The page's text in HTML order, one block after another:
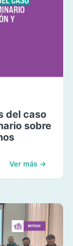
del caso
sobre
Ver más →